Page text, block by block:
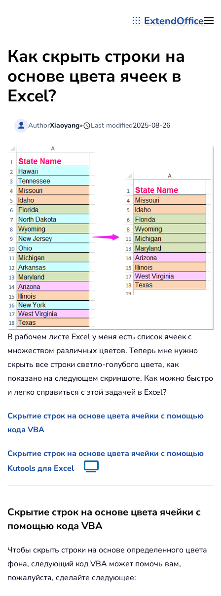
ExtendOffice
Как скрыть строки на
основе цвета ячеек в
Excel?
AuthorXiaoyang• Last modified2025-08-26
В рабочем листе Excel у меня есть список ячеек с
множеством различных цветов. Теперь мне нужно
скрыть все строки светло-голубого цвета, как
показано на следующем скриншоте. Как можно быстро
и легко справиться с этой задачей в Excel?
Скрытие строк на основе цвета ячейки с помощью
кода VBA
Скрытие строк на основе цвета ячейки с помощью
Kutools для Excel
Скрытие строк на основе цвета ячейки с
помощью кода VBA
Чтобы скрыть строки на основе определенного цвета
фона, следующий код VBA может помочь вам,
пожалуйста, сделайте следующее: